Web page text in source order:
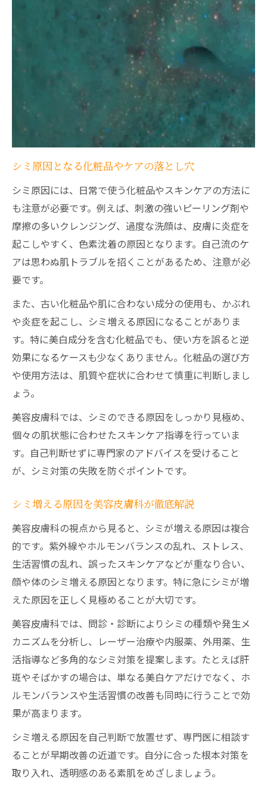
シミ原因となる化粧品やケアの落とし穴
シミ原因には、日常で使う化粧品やスキンケアの方法に
も注意が必要です。例えば、刺激の強いピーリング剤や
摩擦の多いクレンジング、過度な洗顔は、皮膚に炎症を
起こしやすく、色素沈着の原因となります。自己流のケ
アは思わぬ肌トラブルを招くことがあるため、注意が必
要です。
また、古い化粧品や肌に合わない成分の使用も、かぶれ
や炎症を起こし、シミ増える原因になることがありま
す。特に美白成分を含む化粧品でも、使い方を誤ると逆
効果になるケースも少なくありません。化粧品の選び方
や使用方法は、肌質や症状に合わせて慎重に判断しまし
ょう。
美容皮膚科では、シミのできる原因をしっかり見極め、
個々の肌状態に合わせたスキンケア指導を行っていま
す。自己判断せずに専門家のアドバイスを受けること
が、シミ対策の失敗を防ぐポイントです。
シミ増える原因を美容皮膚科が徹底解説
美容皮膚科の視点から見ると、シミが増える原因は複合
的です。紫外線やホルモンバランスの乱れ、ストレス、
生活習慣の乱れ、誤ったスキンケアなどが重なり合い、
顔や体のシミ増える原因となります。特に急にシミが増
えた原因を正しく見極めることが大切です。
美容皮膚科では、問診・診断によりシミの種類や発生メ
カニズムを分析し、レーザー治療や内服薬、外用薬、生
活指導など多角的なシミ対策を提案します。たとえば肝
斑やそばかすの場合は、単なる美白ケアだけでなく、ホ
ルモンバランスや生活習慣の改善も同時に行うことで効
果が高まります。
シミ増える原因を自己判断で放置せず、専門医に相談す
ることが早期改善の近道です。自分に合った根本対策を
取り入れ、透明感のある素肌をめざしましょう。